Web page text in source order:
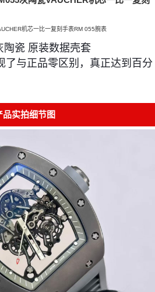
机芯一比一复刻手表RM 055腕表
陶瓷 原装数据壳套
了与正品零区别，真正达到百分
品实拍细节图